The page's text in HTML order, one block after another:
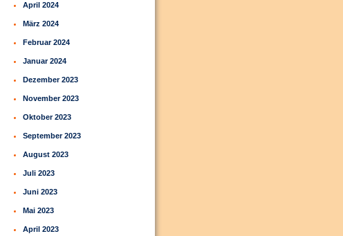
April 2024
März 2024
Februar 2024
Januar 2024
Dezember 2023
November 2023
Oktober 2023
September 2023
August 2023
Juli 2023
Juni 2023
Mai 2023
April 2023